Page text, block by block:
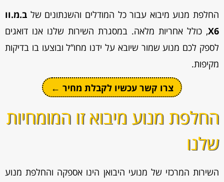
החלפת מנוע מיבוא עבור כל המודלים והשנתונים של ב.מ.וו
X6, כולל אחריות מלאה. במסגרת השירות שלנו אנו דואגים
לספק לכם מנוע שמור שיובא על ידנו מחו”ל ובוצעו בו בדיקות
מקיפות.
צרו קשר עכשיו לקבלת מחיר ←
החלפת מנוע מיבוא זו המומחיות
שלנו
השירות המרכזי של מנועי היבואן הינו אספקה והחלפת מנוע